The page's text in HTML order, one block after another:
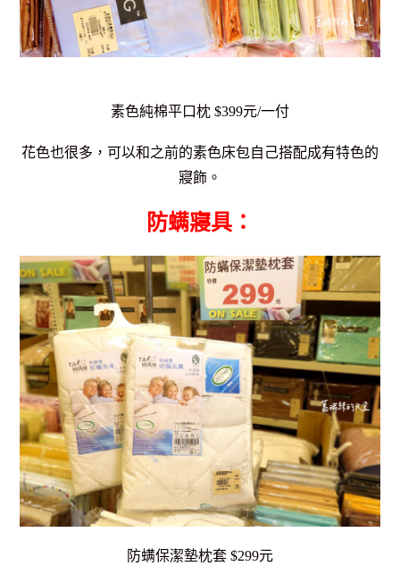
素色純棉平口枕 $399元/一付
花色也很多，可以和之前的素色床包自己搭配成有特色的
寢飾。
防螨寢具：
防螨保潔墊枕套 $299元